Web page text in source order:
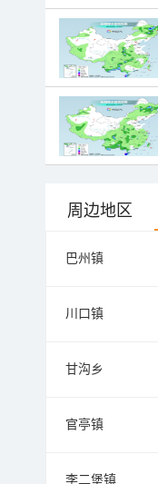
周边地区
巴州镇
川口镇
甘沟乡
官亭镇
李二堡镇